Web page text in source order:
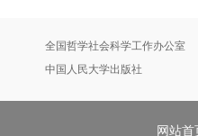
全国哲学社会科学工作办公室
中国人民大学出版社
网站首